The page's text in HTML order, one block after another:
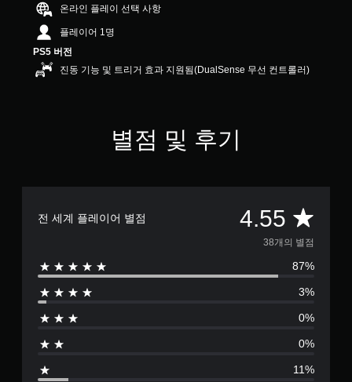
별
온라인 플레이 선택 사항
플레이어 1명
PS5 버전
진동 기능 및 트리거 효과 지원됨(DualSense 무선 컨트롤러)
별점 및 후기
전 세계 플레이어 별점 4.55 총
3
8
별
으
38개의 별점
87%
3%
0%
0%
11%